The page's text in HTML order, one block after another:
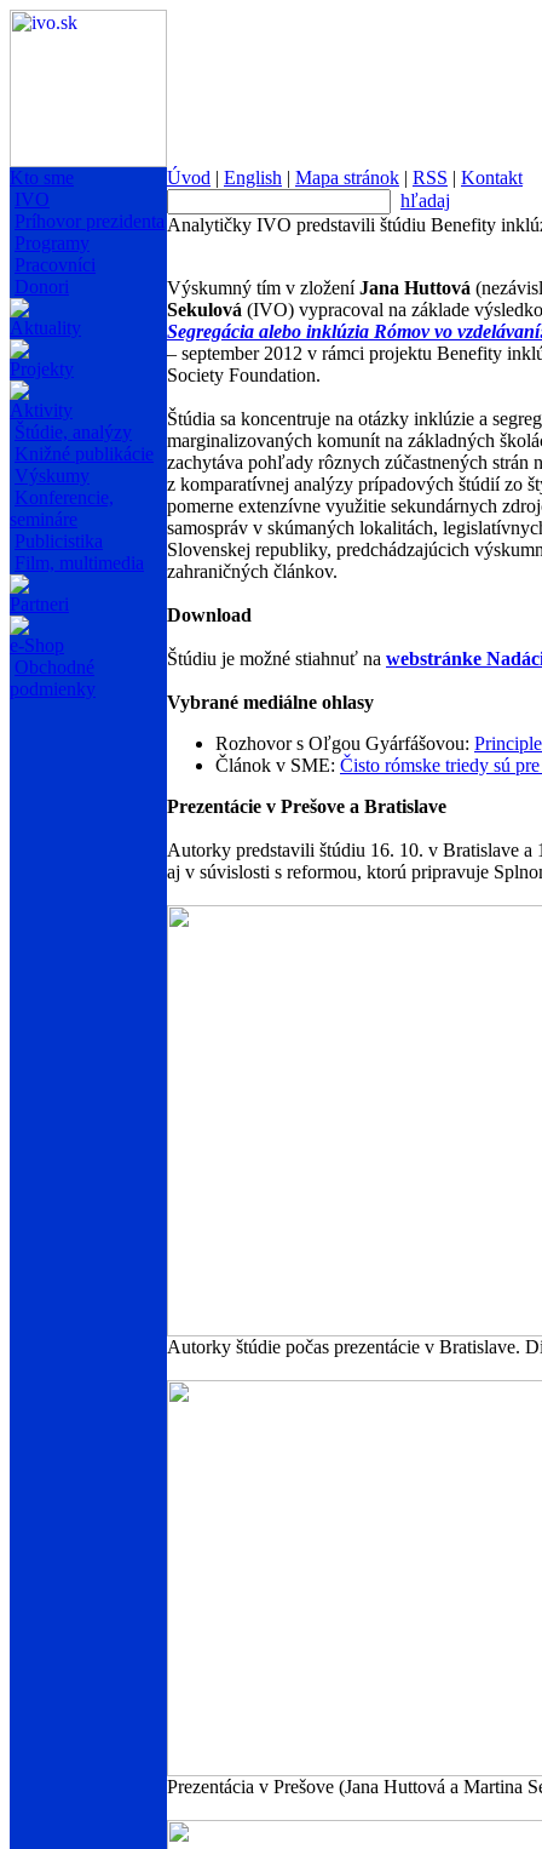
Kto sme
IVO
Príhovor prezidenta
Programy
Pracovníci
Donori
Aktuality
Projekty
Aktivity
Štúdie, analýzy
Knižné publikácie
Výskumy
Konferencie,
semináre
Publicistika
Film, multimedia
Partneri
e-Shop
Obchodné
podmienky
Úvod | English | Mapa stránok | RSS | Kontakt
hľadaj
Analytičky IVO predstavili štúdiu Benefity
Výskumný tím v zloženíJana Huttová
Sekulová (IVO) vypracoval na základe
Segregácia alebo inklúzia Rómov vo
– september 2012 v rámci projektu Benefity
Society Foundation.
Štúdia sa koncentruje na otázky inklúzie a
marginalizovaných komunít na základných
zachytáva pohľady rôznych zúčastnených strán
z komparatívnej analýzy prípadových štúdií zo
pomerne extenzívne využitie sekundárnych
samospráv v skúmaných lokalitách,
Slovenskej republiky, predchádzajúcich
zahraničných článkov.
Download
Štúdiu je možné stiahnuť na webstránke
Vybrané mediálne ohlasy
Rozhovor s Oľgou Gyárfášovou:
Článok v SME: Čisto rómske triedy sú
Prezentácie v Prešove a Bratislave
Autorky predstavili štúdiu 16. 10. v Bratislave
aj v súvislosti s reformou, ktorú pripravuje
Autorky štúdie počas prezentácie v Bratislave.
Prezentácia v Prešove (Jana Huttová a